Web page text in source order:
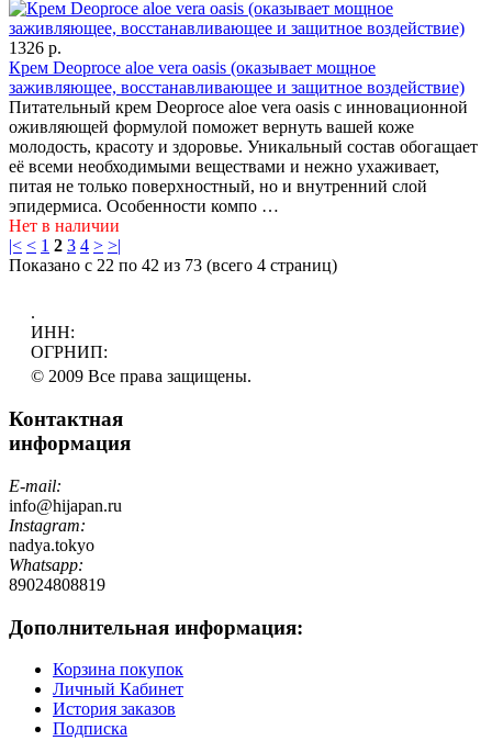
1326 р.
Крем Deoproce aloe vera oasis (оказывает мощное
заживляющее, восстанавливающее и защитное воздействие)
Питательный крем Deoproce aloe vera oasis с инновационной
оживляющей формулой поможет вернуть вашей коже
молодость, красоту и здоровье. Уникальный состав обогащает
её всеми необходимыми веществами и нежно ухаживает,
питая не только поверхностный, но и внутренний слой
эпидермиса. Особенности компо …
Нет в наличии
|< < 1 2 3 4 > >|
Показано с 22 по 42 из 73 (всего 4 страниц)
.
ИНН:
ОГРНИП:
© 2009 Все права защищены.
Контактная
информация
E-mail:
info@hijapan.ru
Instagram:
nadya.tokyo
Whatsapp:
89024808819
Дополнительная информация:
Корзина покупок
Личный Кабинет
История заказов
Подписка